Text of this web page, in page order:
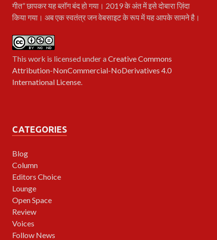
गीत” छापकर यह ब्लॉग बंद हो गया। 2019 के अंत में इसे दोबारा ज़िंदा
किया गया। अब एक स्वतंत्र जन वेबसाइट के रूप में यह आपके सामने है।
This work is licensed under aCreative Commons
Attribution-NonCommercial-NoDerivatives 4.0
International License.
CATEGORIES
Blog
Column
Editors Choice
Lounge
Open Space
Review
Voices
Follow News